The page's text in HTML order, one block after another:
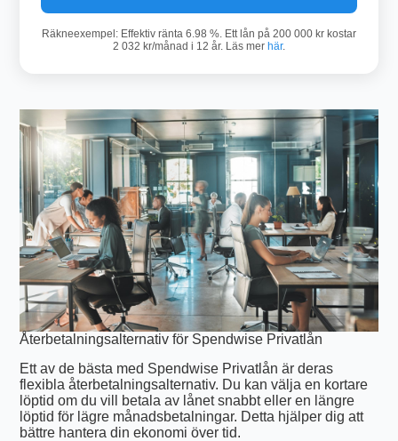
Räkneexempel: Effektiv ränta 6.98 %. Ett lån på 200 000 kr kostar
2 032 kr/månad i 12 år. Läs mer här.
Återbetalningsalternativ för Spendwise Privatlån
Ett av de bästa med Spendwise Privatlån är deras
flexibla återbetalningsalternativ. Du kan välja en kortare
löptid om du vill betala av lånet snabbt eller en längre
löptid för lägre månadsbetalningar. Detta hjälper dig att
bättre hantera din ekonomi över tid.